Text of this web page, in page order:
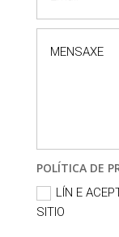
POLÍTICA DE
LÍN E
SITIO